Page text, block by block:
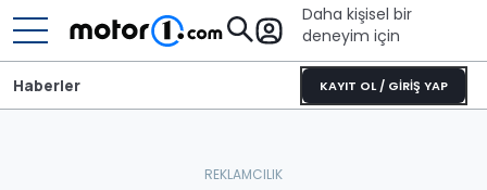
Daha kişisel bir
deneyim için
KAYIT OL / GİRİŞ YAP
Haberler